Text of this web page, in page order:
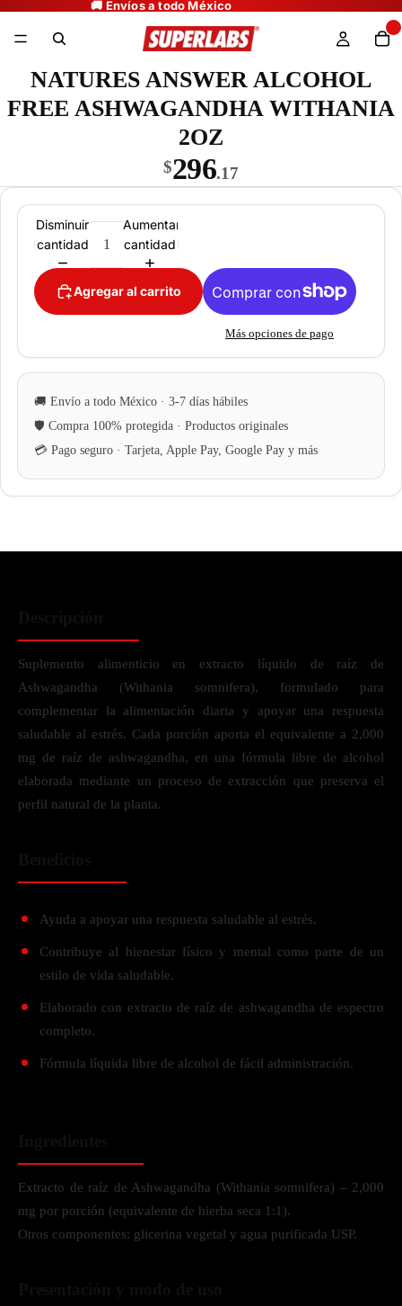
NATURES ANSWER ALCOHOL
FREE ASHWAGANDHA WITHANIA
2OZ
$296.17
Disminuir
cantidad
Aumentar
cantidad
Agregar al carrito
Más opciones de pago
Suplemento alimenticio en extracto líquido de raíz de
Ashwagandha (Withania somnifera), formulado para
complementar la alimentación diaria y apoyar una respuesta
saludable al estrés. Cada porción aporta el equivalente a 2,000
mg de raíz de ashwagandha, en una fórmula libre de alcohol
elaborada mediante un proceso de extracción que preserva el
perfil natural de la planta.
Ayuda a apoyar una respuesta saludable al estrés.
Contribuye al bienestar físico y mental como parte de un
estilo de vida saludable.
Elaborado con extracto de raíz de ashwagandha de espectro
completo.
Fórmula líquida libre de alcohol de fácil administración.
Extracto de raíz de Ashwagandha (Withania somnifera) – 2,000
mg por porción (equivalente de hierba seca 1:1).
Otros componentes: glicerina vegetal y agua purificada USP.